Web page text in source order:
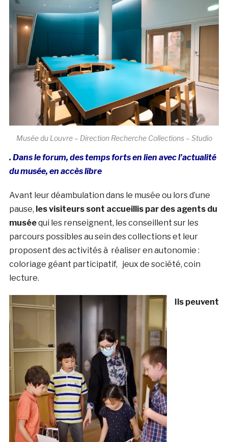
Musée du Louvre – Direction Recherche Collections – Studio
. Dans le forum, des temps forts en lien avec l’actualité
du musée, en accès libre
Avant leur déambulation dans le musée ou lors d’une
pause, les visiteurs sont accueillis par des agents du
muséequi les renseignent, les conseillent sur les
parcours possibles au sein des collections et leur
proposent des activités à réaliser en autonomie :
coloriage géant participatif, jeux de société, coin
lecture.
Ils peuvent